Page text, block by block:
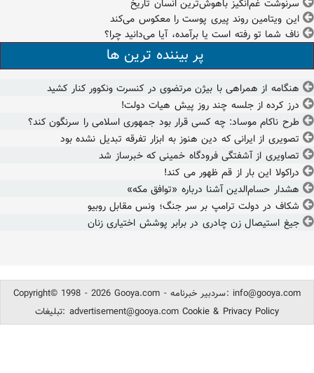
سرنوشت غم‌انگیز باهوش‌ترین انسان تاریخ
این ویتامین روند پیری پوست را معکوس می‌کند
ناف شما تو رفته است یا برآمده، آیا می‌دانید چرا؟
پر بیننده ترین ها
هنگامه از همراهی با بیژن مرتضوی در کنسرت ونکوور کنار کشید
درز کرده از جلسه چند روز پیش هیات دولت!
طرح ناکام موساد: چه کسی قرار بود جمهوری اسلامی را سرنگون کند؟
تصویری از ایرانی که دین هنوز به ابزار تفرقه تبدیل نشده بود
تصاویری از آشفتگی فرودگاه خمینی که خبرساز شد
دراکولا این بار از قم ظهور می کند!
هشدار حسام‌الدین آشنا درباره «توافق مکه»
شکاف در دولت ترامپ بر سر جنگ؛ ونس مقابل روبیو
جیغ استیصال زن چادری در برابر پوشش اختیاری زنان
Copyright© 1998 - 2026 Gooya.com - سردبیر خبرنامه: info@gooya.com
تبلیغات: advertisement@gooya.com Cookie & Privacy Policy